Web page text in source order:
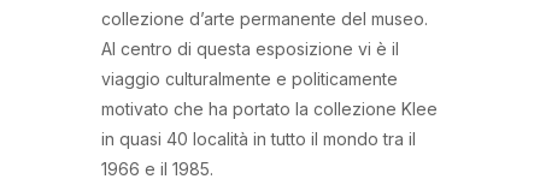
collezione d’arte permanente del museo.
Al centro di questa esposizione vi è il
viaggio culturalmente e politicamente
motivato che ha portato la collezione Klee
in quasi 40 località in tutto il mondo tra il
1966 e il 1985.